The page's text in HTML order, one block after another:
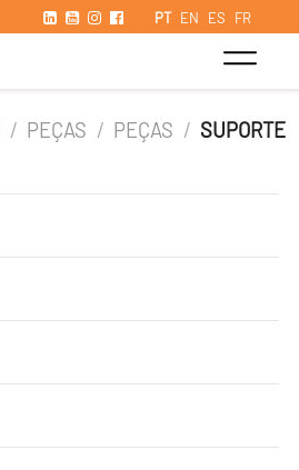
PT EN ES FR
/ PEÇAS / PEÇAS / SUPORTE